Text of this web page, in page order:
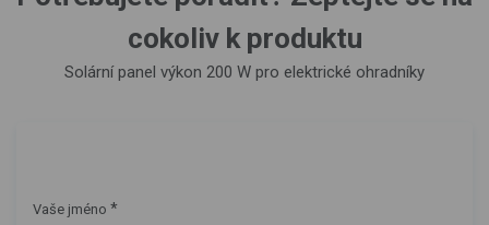
cokoliv k produktu
Solární panel výkon 200 W pro elektrické ohradníky
Vaše jméno *